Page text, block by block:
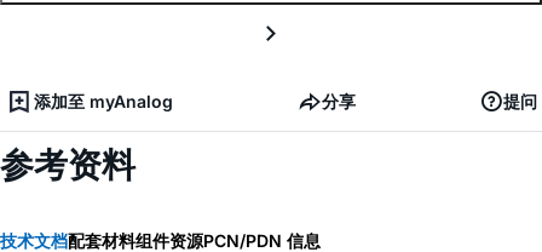
添加至 myAnalog 分享 提问
参考资料
技术文档配套材料组件资源PCN/PDN 信息